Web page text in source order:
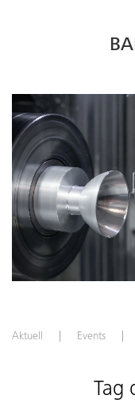
Aktuell Events
Tag